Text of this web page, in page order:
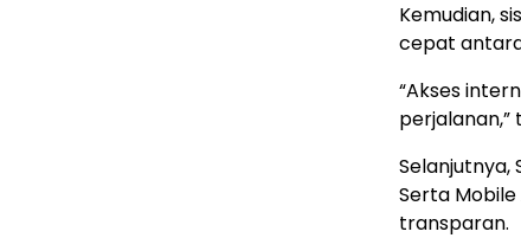
Kemudian,
cepat
“Akses
perjalanan,”
Selanjutnya,
Serta
transparan.